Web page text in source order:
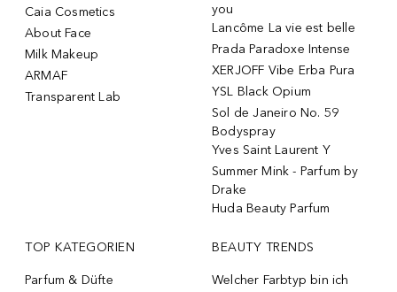
Caia Cosmetics
About Face
Milk Makeup
ARMAF
Transparent Lab
you
Lancôme La vie est belle
Prada Paradoxe Intense
XERJOFF Vibe Erba Pura
YSL Black Opium
Sol de Janeiro No. 59
Bodyspray
Yves Saint Laurent Y
Summer Mink - Parfum by
Drake
Huda Beauty Parfum
TOP KATEGORIEN
Parfum & Düfte
BEAUTY TRENDS
Welcher Farbtyp bin ich